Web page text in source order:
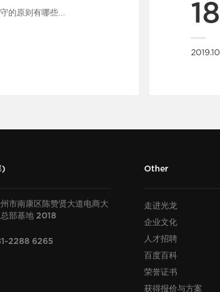
的原则有哪些... 18
2019.10
)
市南康区陈赞贤大道电商大
总部基地 2018
2288 6265
Other
走进光龙
企业文化
人才招聘
百度百科
荣誉证书
获得报价与方案